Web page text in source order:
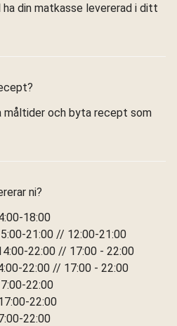
din matkasse levererad i ditt
måltider och byta recept som
ni?
18:00
21:00 // 12:00-21:00
22:00 // 17:00 - 22:00
22:00 // 17:00 - 22:00
22:00
22:00
22:00